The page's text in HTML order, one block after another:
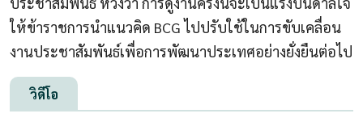
ให้ข้าราชการนำแนวคิด BCG ไปปรับใช้ในการขับเคลื่อน
งานประชาสัมพันธ์เพื่อการพัฒนาประเทศอย่างยั่งยืนต่อไป
วิดีโอ